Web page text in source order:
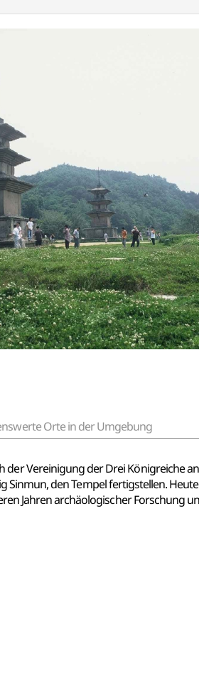
Orte in der Umgebung
Vereinigung der Drei Königreiche
Sinmun, den Tempel fertigstellen.
Jahren archäologischer Forschung